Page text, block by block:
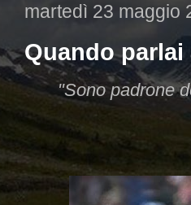
martedì 23 maggio
Quando parlai
"Sono padrone